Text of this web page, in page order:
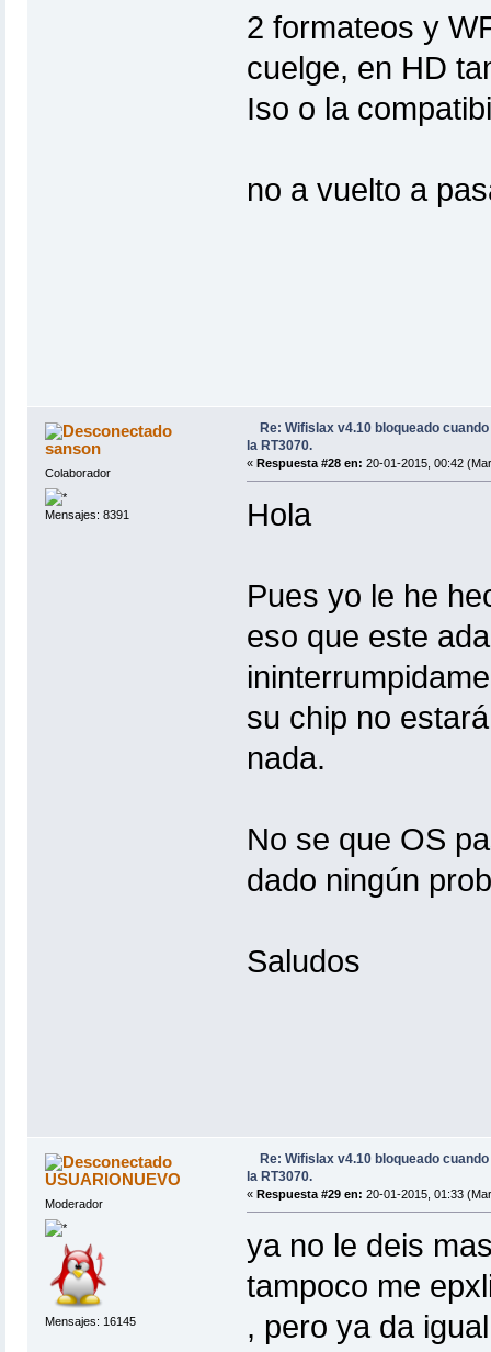
2 formateos y
cuelge, en HD
Iso o la
no a vuelto a
sanson
Colaborador
Mensajes: 8391
Re: Wifislax v4.10 bloqueado
la RT3070.
« Respuesta #28 en: 20-01-2015, 00:42
Hola
Pues yo le he
eso que este
su chip no
nada.
No se que OS
dado ningún
Saludos
USUARIONUEVO
Moderador
Mensajes: 16145
Re: Wifislax v4.10 bloqueado
la RT3070.
« Respuesta #29 en: 20-01-2015, 01:33
ya no le deis
tampoco me
, pero ya da